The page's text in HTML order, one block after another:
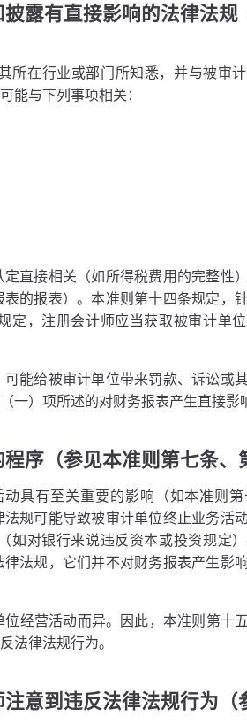
露有直接影响的法律法规
所在行业或部门所知悉，并与被审
能与下列事项相关：
直接相关（如所得税费用的完整性
的报表）。本准则第十四条规定，
定，注册会计师应当获取被审计单
能给被审计单位带来罚款、诉讼或
一）项所述的对财务报表产生直接影
序（参见本准则第七条、
具有至关重要的影响（如本准则
规可能导致被审计单位终止业务活
如对银行来说违反资本或投资规定
法规，它们并不对财务报表产生影
经营活动而异。因此，本准则第十
法律法规行为。
意到违反法律法规行为（